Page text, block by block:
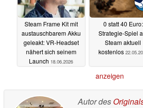
Steam Frame Kit mit
austauschbarem Akku
geleakt: VR-Headset
nähert sich seinem
Launch 18.06.2026
0 statt 40 Euro:
Strategie-Spiel
Steam aktuell
kostenlos
anzeigen
Autor des